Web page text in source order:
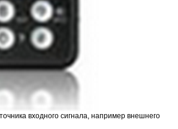
входного сигнала, например внешнего